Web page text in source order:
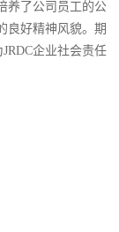
养了公司员工的公
良好精神风貌。期
企业社会责任